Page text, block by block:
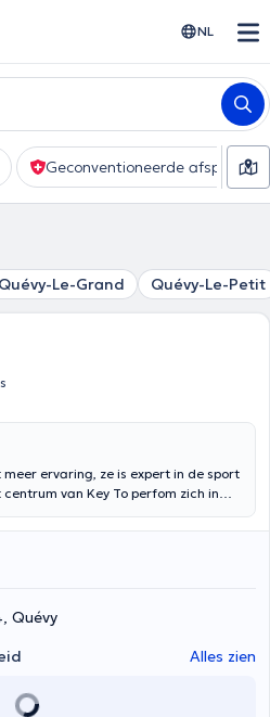
NL
Geconventioneerde afspraak
Quévy-Le-Grand Quévy-Le-Petit
ervaring, ze is expert in de sport
van Key To perfom zich in
Quévy
Alles zien